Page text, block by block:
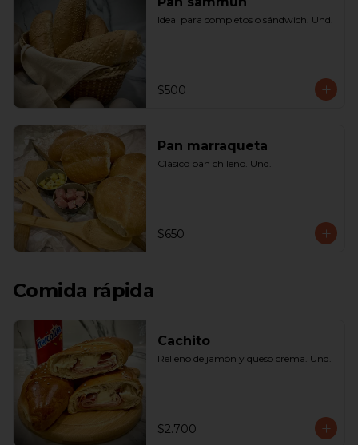
Ideal para completos o sándwich. Und.
$500
Pan marraqueta
Clásico pan chileno. Und.
$650
Comida rápida
Cachito
Relleno de jamón y queso crema. Und.
$2.700